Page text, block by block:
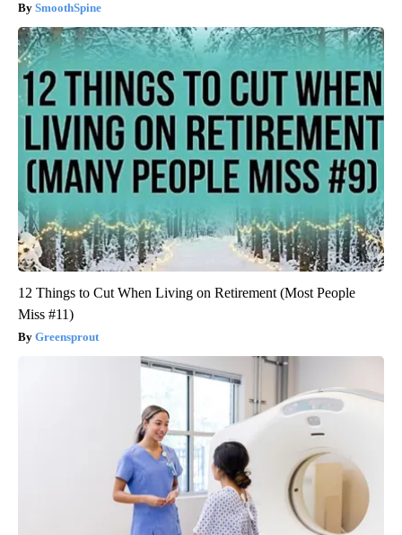
SmoothSpine
12 Things to Cut When Living on Retirement (Most People
Miss #11)
Greensprout